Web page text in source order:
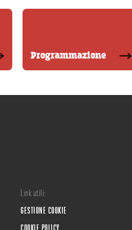
Programmazione
Link utili:
GESTIONE COOKIE
COOKIE POLICY